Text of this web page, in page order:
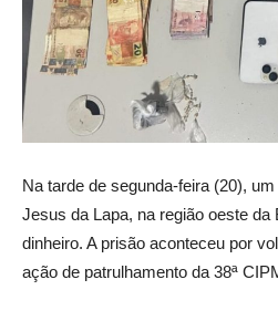
Na tarde de segunda-feira (20),
Jesus da Lapa, na região oeste da
dinheiro. A prisão aconteceu por
ação de patrulhamento da 38ª